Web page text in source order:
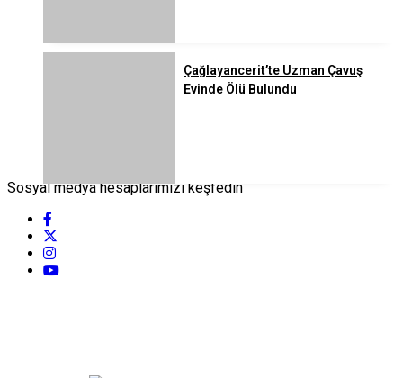
Çağlayancerit’te Uzman Çavuş
Evinde Ölü Bulundu
Sosyal medya hesaplarımızı keşfedin